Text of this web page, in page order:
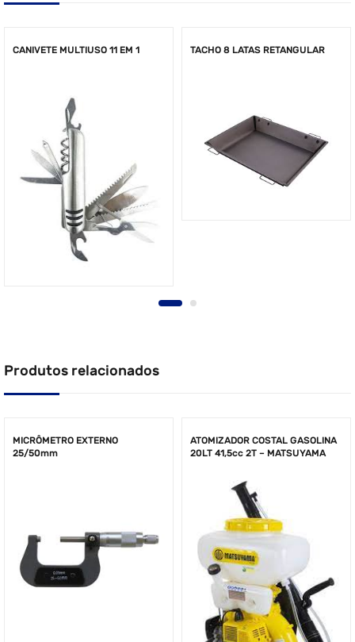
CANIVETE MULTIUSO 11 EM 1 TACHO 8 LATAS RETANGULAR
Produtos relacionados
MICRÔMETRO EXTERNO
25/50mm
ATOMIZADOR COSTAL GASOLINA
20LT 41,5cc 2T – MATSUYAMA